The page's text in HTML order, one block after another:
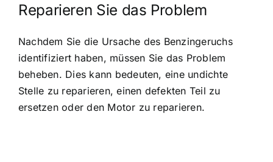
Reparieren Sie das Problem
Nachdem Sie die Ursache des Benzingeruchs
identifiziert haben, müssen Sie das Problem
beheben. Dies kann bedeuten, eine undichte
Stelle zu reparieren, einen defekten Teil zu
ersetzen oder den Motor zu reparieren.